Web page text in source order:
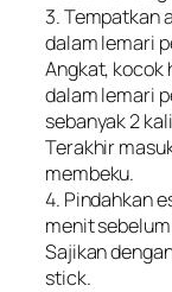
3. Tempatkan
dalam lemari
Angkat, kocok
dalam lemari
sebanyak 2
Terakhir
membeku.
4. Pindahkan
menit
Sajikan
stick.